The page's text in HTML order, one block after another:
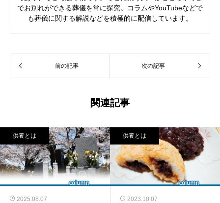
でお別れができる葬儀を常に探究。コラムやYouTubeなどで
も葬儀に関する解説などを積極的に配信しています。
前の記事 次の記事
関連記事
供養とは
2025.08.07
供養とは
2023.10.07